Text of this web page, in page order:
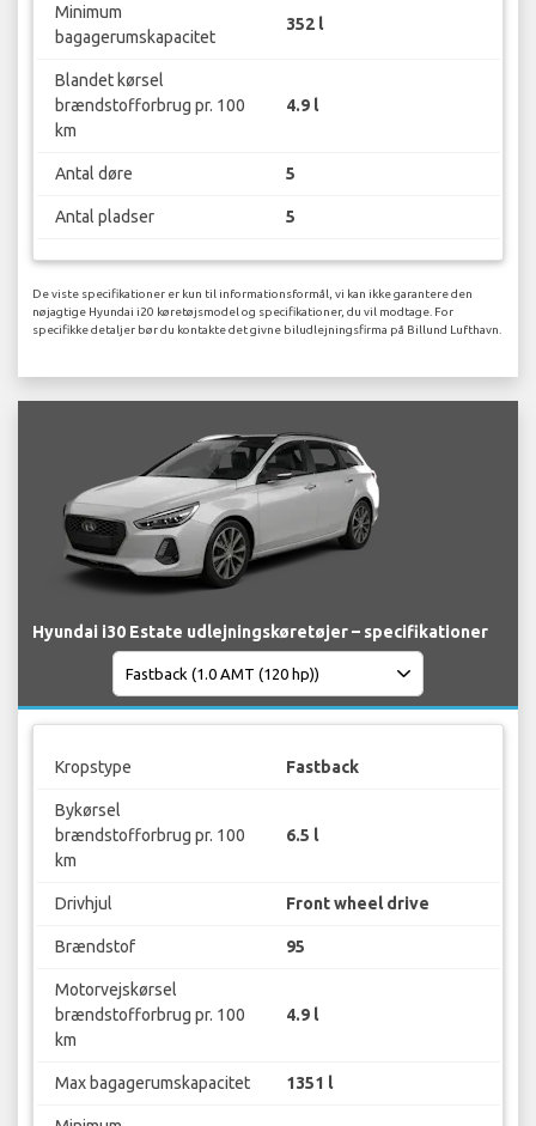
Minimum
bagagerumskapacitet
352 l
Blandet kørsel
brændstofforbrug pr. 100
km
4.9 l
Antal døre 5
Antal pladser 5
De viste specifikationer er kun til informationsformål, vi kan ikke garantere den
nøjagtige Hyundai i20 køretøjsmodel og specifikationer, du vil modtage. For
specifikke detaljer bør du kontakte det givne biludlejningsfirma på Billund Lufthavn.
Hyundai i30 Estate udlejningskøretøjer – specifikationer
Kropstype Fastback
Bykørsel
brændstofforbrug pr. 100
km
6.5 l
Drivhjul Front wheel drive
Brændstof 95
Motorvejskørsel
brændstofforbrug pr. 100
km
4.9 l
Max bagagerumskapacitet 1351 l